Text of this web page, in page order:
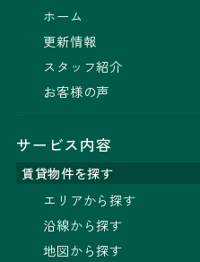
ホーム
更新情報
スタッフ紹介
お客様の声
サービス内容
賃貸物件を探す
エリアから探す
沿線から探す
地図から探す